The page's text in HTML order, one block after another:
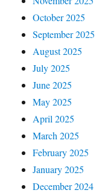
October 2025
September 2025
August 2025
July 2025
June 2025
May 2025
April 2025
March 2025
February 2025
January 2025
December 2024